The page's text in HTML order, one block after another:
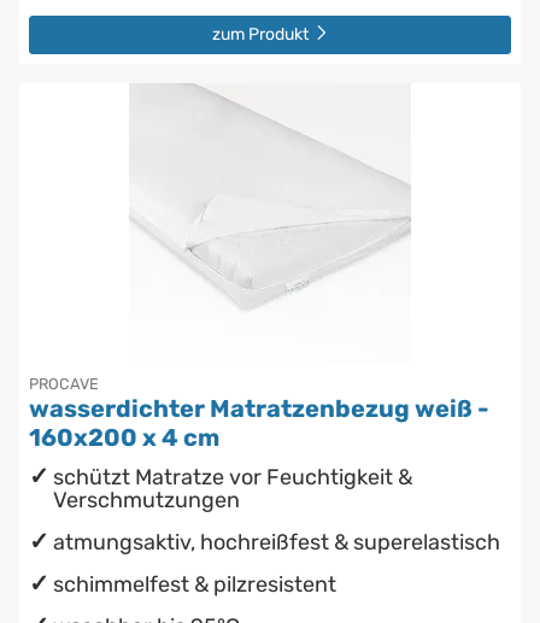
zum Produkt
PROCAVE
wasserdichter Matratzenbezug weiß -
160x200 x 4 cm
schützt Matratze vor Feuchtigkeit &
Verschmutzungen
atmungsaktiv, hochreißfest & superelastisch
schimmelfest & pilzresistent